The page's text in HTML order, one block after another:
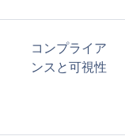
コンプライア
ンスと可視性